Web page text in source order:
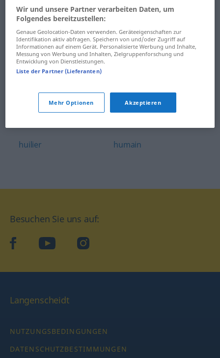
huguenot
huilage
huile
huilier
huitante
huitièmement
hululer
humain
Besuchen Sie uns auf:
facebookYouTube Instagram
Langenscheidt
NUTZUNGSBEDINGUNGEN
DATENSCHUTZBESTIMMUNGEN
Wir und unsere Partner verarbeiten Daten, um
Folgendes bereitzustellen:
Genaue Geolocation-Daten verwenden. Geräteeigenschaften zur
Identifikation aktiv abfragen. Speichern von und/oder Zugriff auf
Informationen auf einem Gerät. Personalisierte Werbung und Inhalte,
Messung von Werbung und Inhalten, Zielgruppenforschung und
Entwicklung von Dienstleistungen.
Liste der Partner (Lieferanten)
Mehr Optionen Akzeptieren